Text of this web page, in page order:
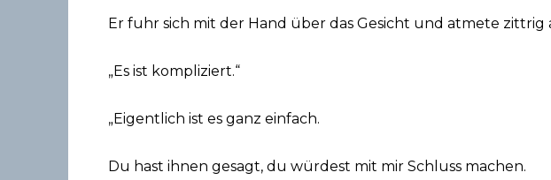
Er fuhr sich mit der Hand über das Gesicht und atmete zittrig
„Es ist kompliziert.“
„Eigentlich ist es ganz einfach.
Du hast ihnen gesagt, du würdest mit mir Schluss machen.